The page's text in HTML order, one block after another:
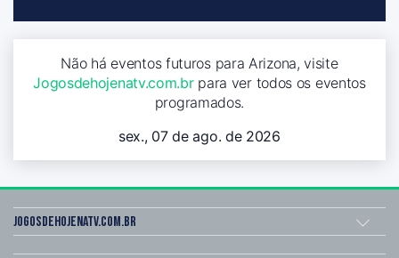
Não há eventos futuros para Arizona, visite
Jogosdehojenatv.com.brpara ver todos os eventos
programados.
sex., 07 de ago. de 2026
Jogosdehojenatv.com.br